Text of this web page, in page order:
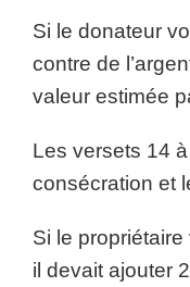
Si le donateur
contre de
valeur estimée
Les versets 14
consécration et
Si le
il devait ajouter